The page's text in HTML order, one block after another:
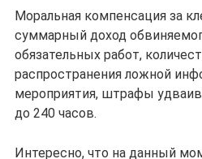
Моральная компенсация за
суммарный доход
обязательных работ,
распространения ложной
мероприятия, штрафы
до 240 часов.
Интересно, что на данный